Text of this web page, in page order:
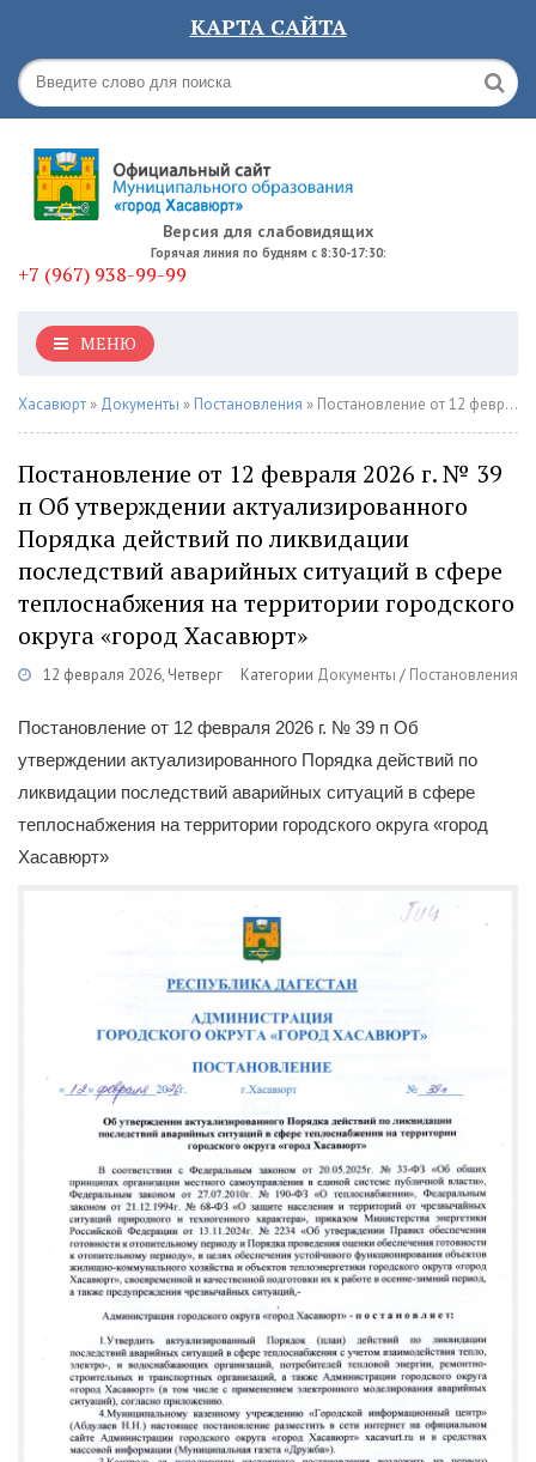
КАРТА САЙТА
Версия для слабовидящих
Горячая линия по будням с 8:30-17:30:
+7 (967) 938-99-99
МЕНЮ
Хасавюрт » Документы » Постановления » Постановление от 12 февраля 2026 г. № 39 п Об утверждении актуализированного Порядка действий по ликвидации последствий аварийных ситуаций в сфере теплоснабжения на территории городского округа «город Хасавюрт»
Постановление от 12 февраля 2026 г. № 39
п Об утверждении актуализированного
Порядка действий по ликвидации
последствий аварийных ситуаций в сфере
теплоснабжения на территории городского
округа «город Хасавюрт»
12 февраля 2026, Четверг Категории Документы / Постановления
Постановление от 12 февраля 2026 г. № 39 п Об
утверждении актуализированного Порядка действий по
ликвидации последствий аварийных ситуаций в сфере
теплоснабжения на территории городского округа «город
Хасавюрт»